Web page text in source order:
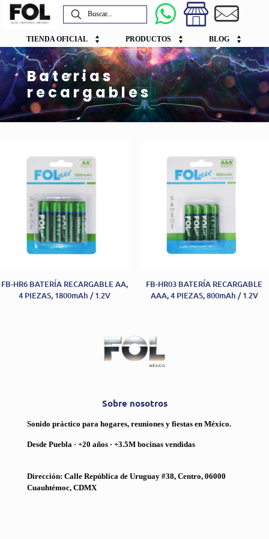
TIENDA OFICIAL PRODUCTOS BLOG
Baterias
recargables
FB-HR6 BATERÍA RECARGABLE AA,
4 PIEZAS, 1800mAh / 1.2V
FB-HR03 BATERÍA RECARGABLE
AAA, 4 PIEZAS, 800mAh / 1.2V
Sobre nosotros
Sonido práctico para hogares, reuniones y fiestas en México.
Desde Puebla · +20 años · +3.5M bocinas vendidas
Dirección: Calle República de Uruguay #38, Centro, 06000
Cuauhtémoc, CDMX